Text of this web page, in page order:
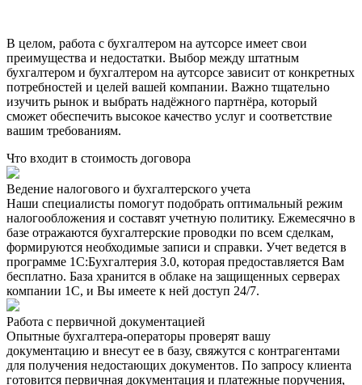
В целом, работа с бухгалтером на аутсорсе имеет свои
преимущества и недостатки. Выбор между штатным
бухгалтером и бухгалтером на аутсорсе зависит от конкретных
потребностей и целей вашей компании. Важно тщательно
изучить рынок и выбрать надёжного партнёра, который
сможет обеспечить высокое качество услуг и соответствие
вашим требованиям.
Что входит в стоимость договора
Ведение налогового и бухгалтерского учета
Наши специалисты помогут подобрать оптимальный режим
налогообложения и составят учетную политику. Ежемесячно в
базе отражаются бухгалтерские проводки по всем сделкам,
формируются необходимые записи и справки. Учет ведется в
программе 1С:Бухгалтерия 3.0, которая предоставляется Вам
бесплатно. База хранится в облаке на защищенных серверах
компании 1С, и Вы имеете к ней доступ 24/7.
Работа с первичной документацией
Опытные бухгалтера-операторы проверят вашу
документацию и внесут ее в базу, свяжутся с контрагентами
для получения недостающих документов. По запросу клиента
готовится первичная документация и платежные поручения,